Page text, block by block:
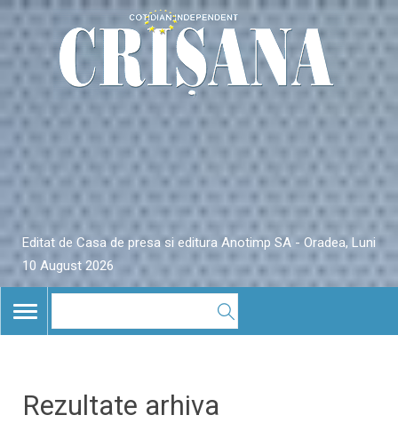
Editat de Casa de presa si editura Anotimp SA - Oradea, Luni
10 August 2026
TOGGLE
NAVIGATION
Rezultate arhiva